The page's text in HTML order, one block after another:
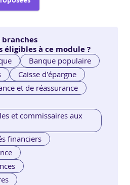
branches
éligibles à ce module ?
Banque populaire
Caisse d'épargne
et de réassurance
et commissaires aux
financiers